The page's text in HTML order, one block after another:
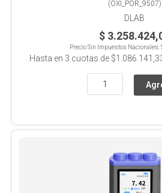
(OXI_POR_9507)
DLAB
$
Precio Sin Impuestos Nacionales:
Hasta en 3 cuotas de